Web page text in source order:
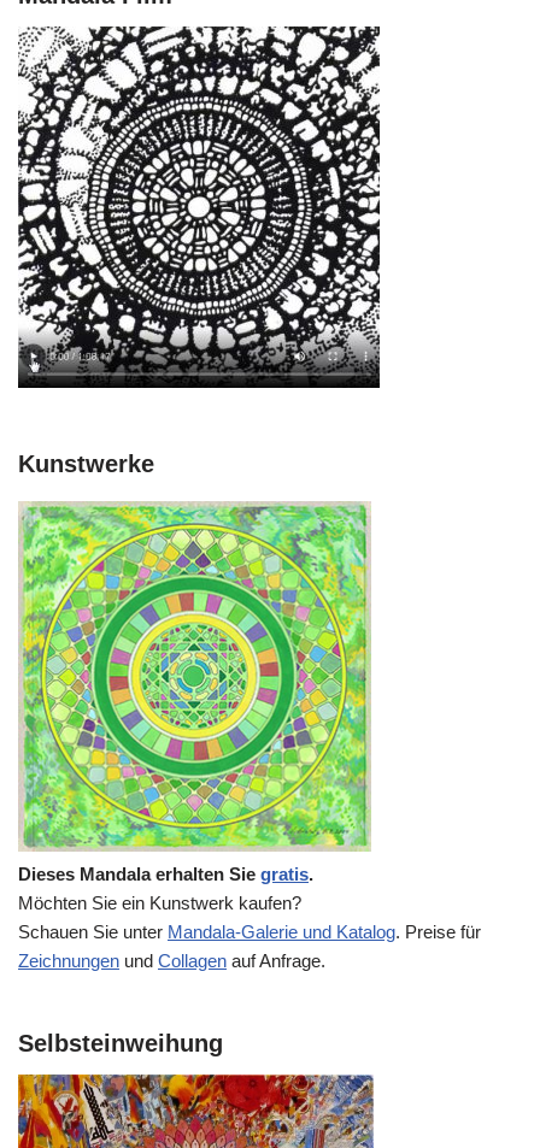
Kunstwerke
Dieses Mandala erhalten Sie gratis.
Möchten Sie ein Kunstwerk kaufen?
Schauen Sie unter Mandala-Galerie und Katalog. Preise für
Zeichnungen und Collagen auf Anfrage.
Selbsteinweihung